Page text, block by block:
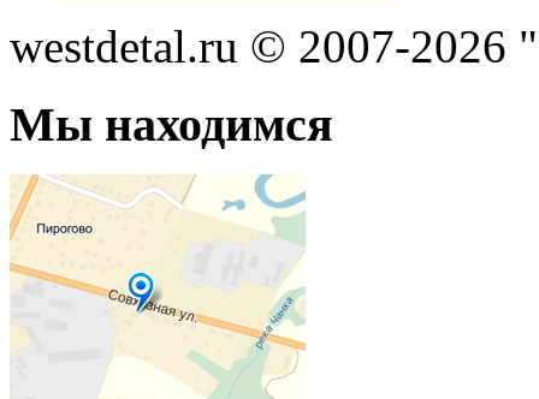
westdetal.ru © 2007-2026
Мы находимся